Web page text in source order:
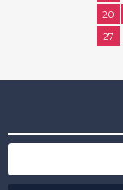
20
27